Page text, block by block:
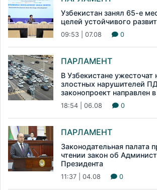
Узбекистан занял 65-е
целей устойчивого
09:53 | 07.08 0
ПАРЛАМЕНТ
В Узбекистане ужесточат
злостных нарушителей
законопроект направлен
18:54 | 06.08 0
ПАРЛАМЕНТ
Законодательная палата
чтении закон об
Президента
11:37 | 04.08 0